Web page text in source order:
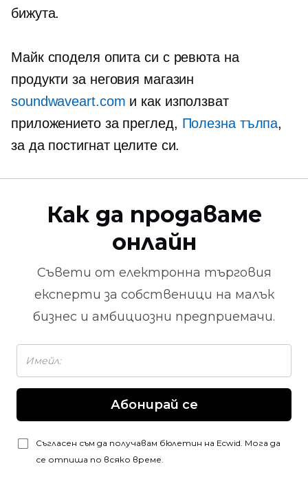
бижута.
Майк споделя опита си с ревюта на
продукти за неговия магазин
soundwaveart.com и как използват
приложението за преглед, Полезна тълпа,
за да постигнат целите си.
Как да продаваме
онлайн
Съвети от електронна търговия
експерти за собственици на малък
бизнес и амбициозни предприемачи.
Абонирай се
Съгласен съм да получавам бюлетин на Ecwid. Мога да
се отпиша по всяко време.